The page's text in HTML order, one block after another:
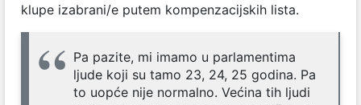
klupe izabrani/e putem kompenzacijskih lista.
Pa pazite, mi imamo u parlamentima
ljude koji su tamo 23, 24, 25 godina. Pa
to uopće nije normalno. Većina tih ljudi